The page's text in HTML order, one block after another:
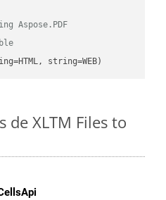
Aspose.PDF
string=WEB)
de XLTM Files to